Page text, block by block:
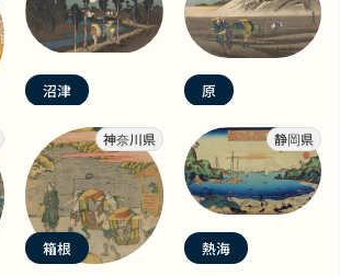
沼津 原
神奈川県
箱根
静岡県
熱海